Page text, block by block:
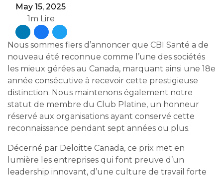
May 15, 2025
1m Lire
Nous sommes fiers d’annoncer que CBI Santé a de
nouveau été reconnue comme l’une des sociétés
les mieux gérées au Canada, marquant ainsi une 18e
année consécutive à recevoir cette prestigieuse
distinction. Nous maintenons également notre
statut de membre du Club Platine, un honneur
réservé aux organisations ayant conservé cette
reconnaissance pendant sept années ou plus.
Décerné par Deloitte Canada, ce prix met en
lumière les entreprises qui font preuve d’un
leadership innovant, d’une culture de travail forte